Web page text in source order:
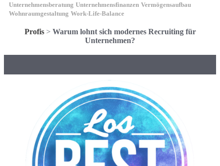
Unternehmensberatung Unternehmensfinanzen Vermögensaufbau
Wohnraumgestaltung Work-Life-Balance
Profis> Warum lohnt sich modernes Recruiting für
Unternehmen?